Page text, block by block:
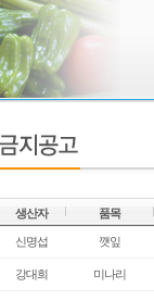
생산자 품목
신명섭 깻잎
강대희 미나리